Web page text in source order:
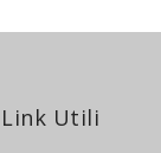
Link Utili